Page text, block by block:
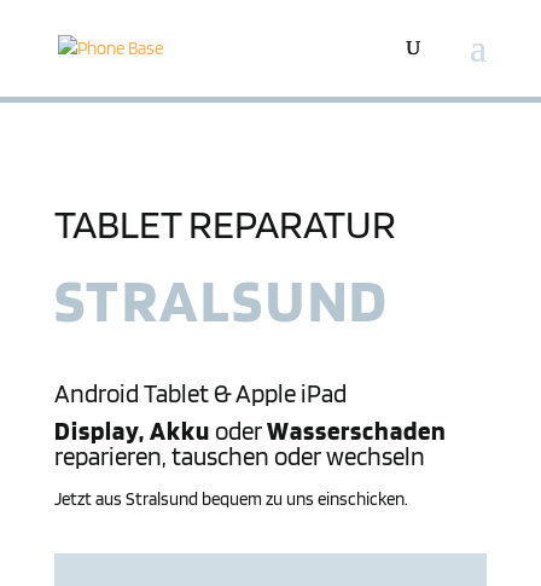
TABLET REPARATUR
STRAL­SUND
Android Tablet &Apple iPad
Display, Akku oderWasserschaden
reparieren, tauschen oder wechseln
Jetzt aus Stral­sund bequem zu uns einschicken.